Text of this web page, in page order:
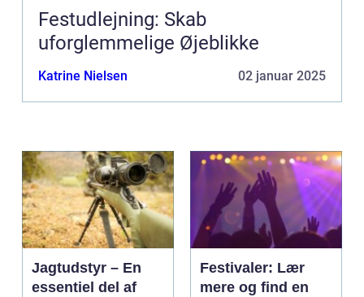
Festudlejning: Skab
uforglemmelige Øjeblikke
Katrine Nielsen 02 januar 2025
Jagtudstyr – En
essentiel del af
Festivaler: Lær
mere og find en